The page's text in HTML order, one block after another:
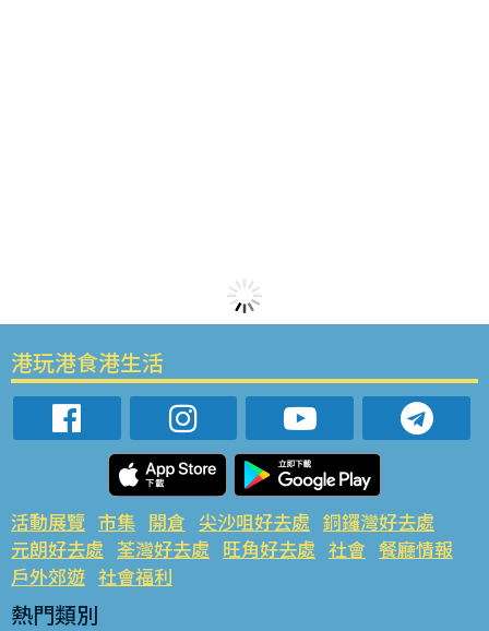
港玩港食港生活
活動展覽 市集 開倉 尖沙咀好去處 銅鑼灣好去處
元朗好去處 荃灣好去處 旺角好去處 社會 餐廳情報
戶外郊遊 社會福利
熱門類別